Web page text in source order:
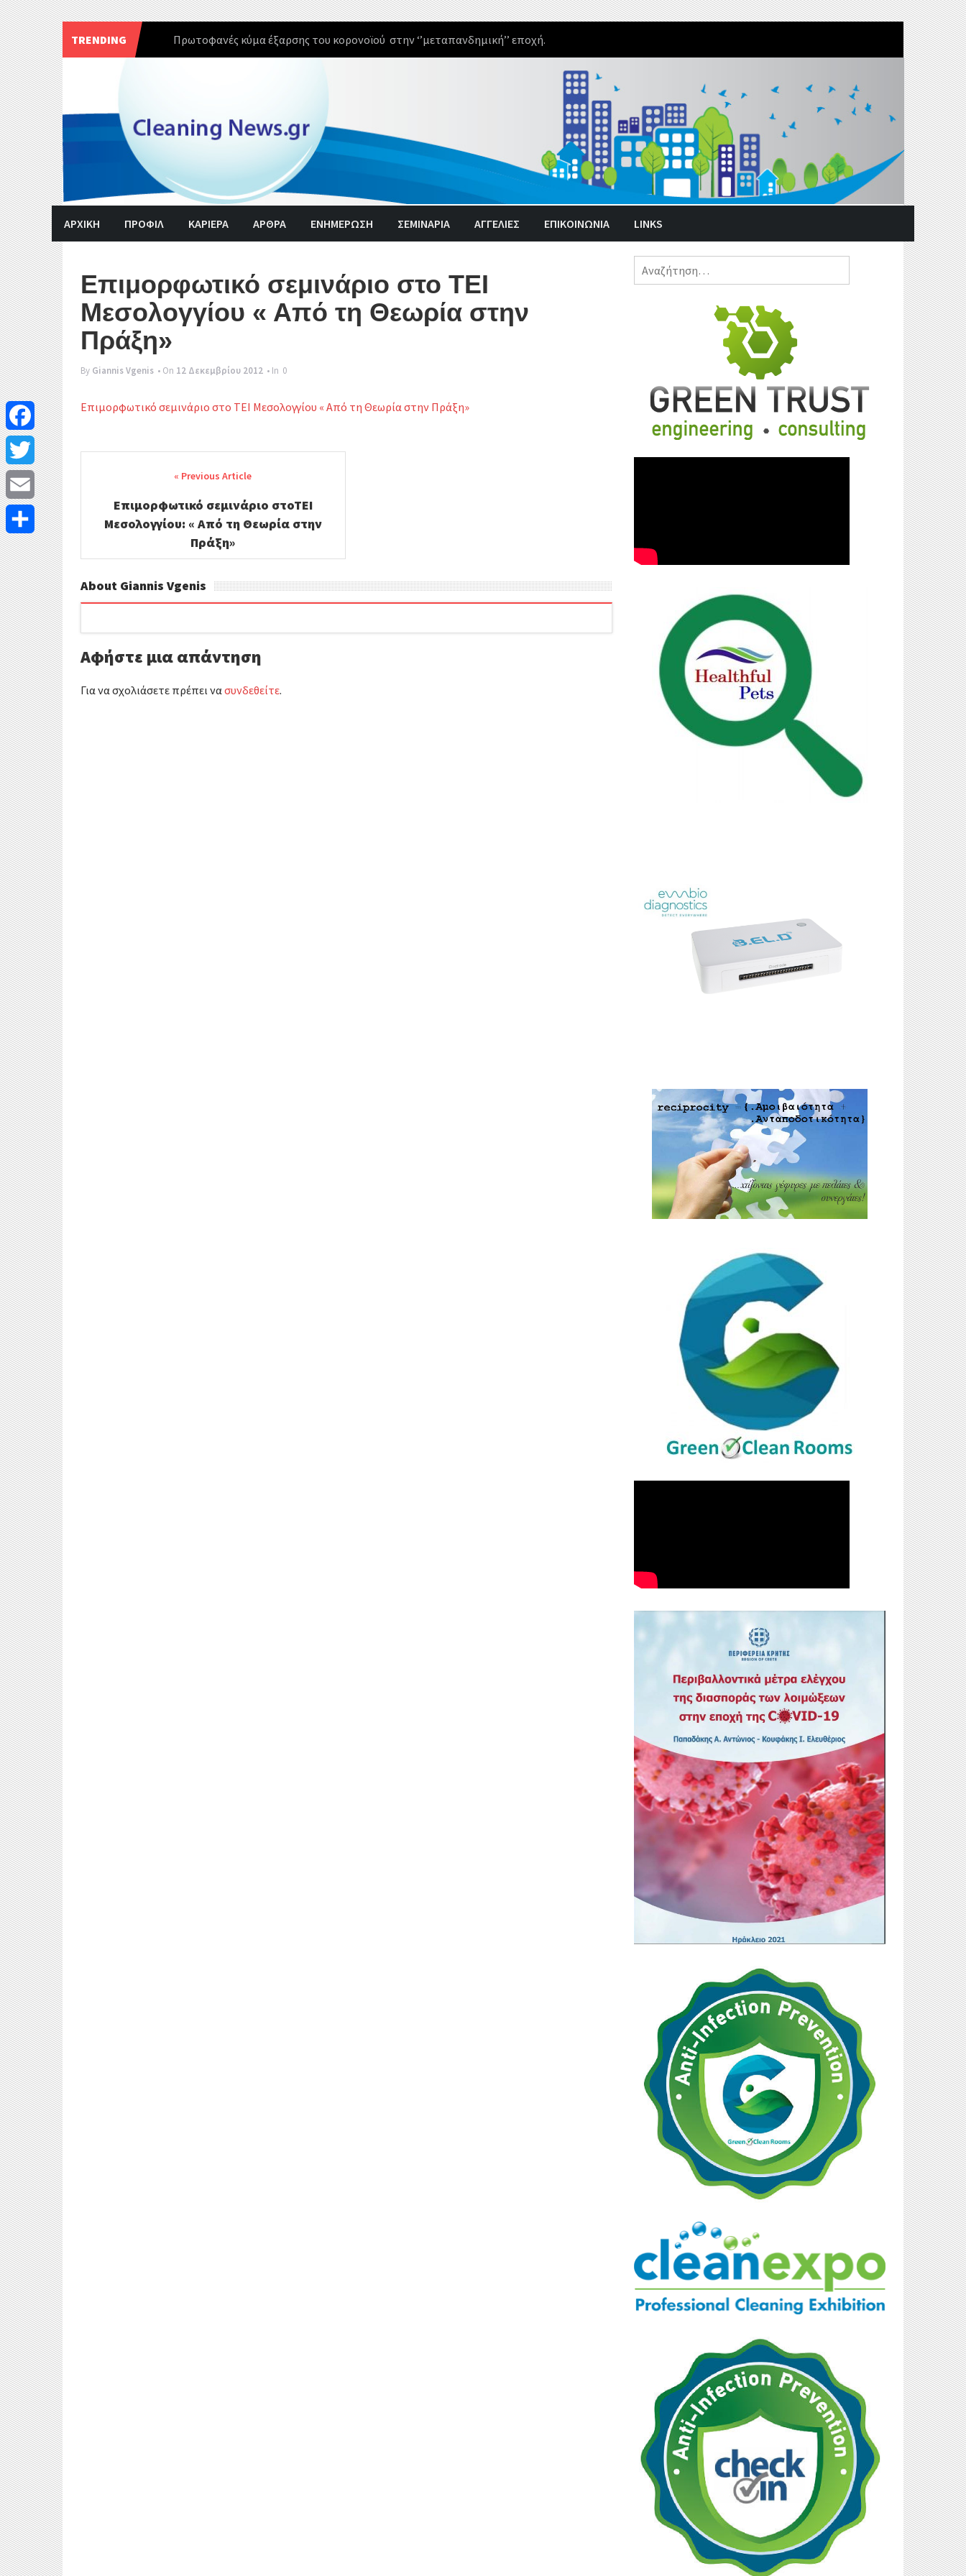
TRENDING
Πρωτοφανές κύμα έξαρσης του κορονοϊού στην ‘’μεταπανδημική’’ εποχή.
Skip
to
content
ΑΡΧΙΚΗ ΠΡΟΦΙΛ ΚΑΡΙΕΡΑ ΑΡΘΡΑ ΕΝΗΜΈΡΩΣΗ ΣΕΜΙΝΑΡΙΑ ΑΓΓΕΛΊΕΣ ΕΠΙΚΟΙΝΩΝΙΑ LINKS
Επιμορφωτικό σεμινάριο στο ΤΕΙ
Μεσολογγίου « Από τη Θεωρία στην
Πράξη»
By Giannis Vgenis • On 12 Δεκεμβρίου 2012 • In 0
Επιμορφωτικό σεμινάριο στο ΤΕΙ Μεσολογγίου « Από τη Θεωρία στην Πράξη»
navigation
Επιμορφωτικό σεμινάριο στοΤΕΙ
Μεσολογγίου: « Από τη Θεωρία στην
Πράξη»
About Giannis Vgenis
Αφήστε μια απάντηση
Για να σχολιάσετε πρέπει νασυνδεθείτε.
Αναζήτηση
για:
F
a
c
e
b
o
o
k
T
w
i
t
t
e
r
E
m
a
i
l
Μ
ο
ι
ρ
α
σ
τ
ε
ί
τ
ε